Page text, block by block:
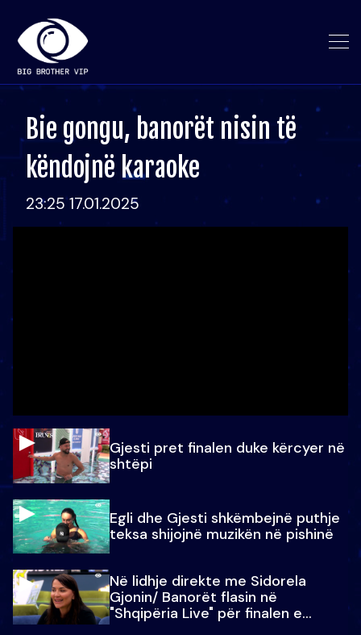
Bie gongu, banorët nisin të
këndojnë karaoke
23:25 17.01.2025
Gjesti pret finalen duke kërcyer në
shtëpi
Egli dhe Gjesti shkëmbejnë puthje
teksa shijojnë muzikën në pishinë
Në lidhje direkte me Sidorela
Gjonin/ Banorët flasin në
"Shqipëria Live" për finalen e